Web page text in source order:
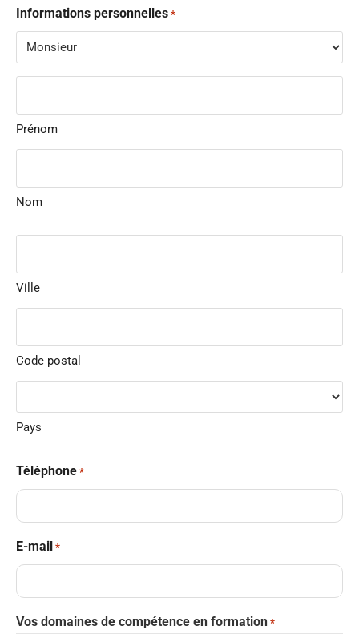
Informations personnelles *
*
Prénom
Nom
Ville
Code postal
Pays
Téléphone *
E-mail *
Vos domaines de compétence en formation *